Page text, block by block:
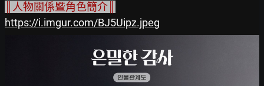
║人物關係暨角色簡介║
https://i.imgur.com/BJ5Uipz.jpeg